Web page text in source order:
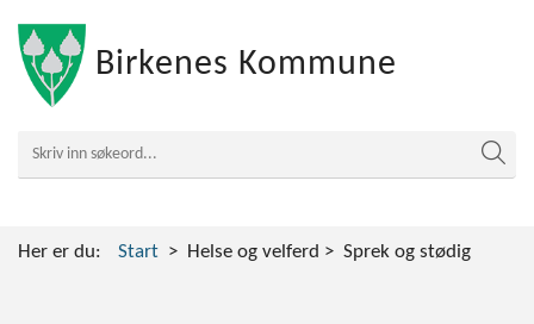
Birkenes Kommune
Her er du: Start Helse og velferd Sprek og stødig